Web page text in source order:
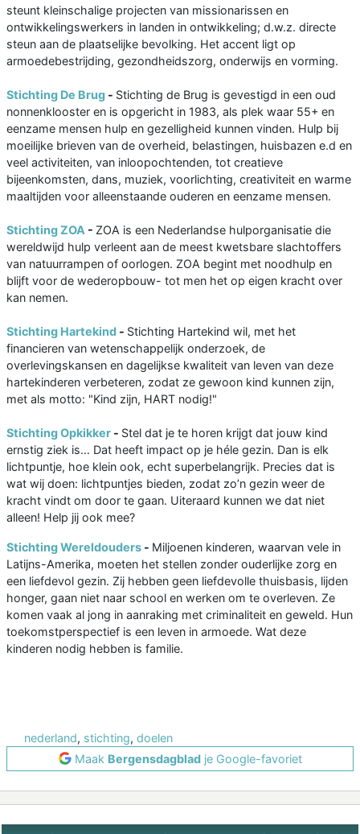
steunt kleinschalige projecten van missionarissen en
ontwikkelingswerkers in landen in ontwikkeling; d.w.z. directe
steun aan de plaatselijke bevolking. Het accent ligt op
armoedebestrijding, gezondheidszorg, onderwijs en vorming.
Stichting De Brug - Stichting de Brug is gevestigd in een oud
nonnenklooster en is opgericht in 1983, als plek waar 55+ en
eenzame mensen hulp en gezelligheid kunnen vinden. Hulp bij
moeilijke brieven van de overheid, belastingen, huisbazen e.d en
veel activiteiten, van inloopochtenden, tot creatieve
bijeenkomsten, dans, muziek, voorlichting, creativiteit en warme
maaltijden voor alleenstaande ouderen en eenzame mensen.
Stichting ZOA - ZOA is een Nederlandse hulporganisatie die
wereldwijd hulp verleent aan de meest kwetsbare slachtoffers
van natuurrampen of oorlogen. ZOA begint met noodhulp en
blijft voor de wederopbouw- tot men het op eigen kracht over
kan nemen.
Stichting Hartekind - Stichting Hartekind wil, met het
financieren van wetenschappelijk onderzoek, de
overlevingskansen en dagelijkse kwaliteit van leven van deze
hartekinderen verbeteren, zodat ze gewoon kind kunnen zijn,
met als motto: "Kind zijn, HART nodig!"
Stichting Opkikker - Stel dat je te horen krijgt dat jouw kind
ernstig ziek is… Dat heeft impact op je héle gezin. Dan is elk
lichtpuntje, hoe klein ook, echt superbelangrijk. Precies dat is
wat wij doen: lichtpuntjes bieden, zodat zo’n gezin weer de
kracht vindt om door te gaan. Uiteraard kunnen we dat niet
alleen! Help jij ook mee?
Stichting Wereldouders - Miljoenen kinderen, waarvan vele in
Latijns-Amerika, moeten het stellen zonder ouderlijke zorg en
een liefdevol gezin. Zij hebben geen liefdevolle thuisbasis, lijden
honger, gaan niet naar school en werken om te overleven. Ze
komen vaak al jong in aanraking met criminaliteit en geweld. Hun
toekomstperspectief is een leven in armoede. Wat deze
kinderen nodig hebben is familie.
nederland, stichting, doelen
Maak Bergensdagbladje Google-favoriet